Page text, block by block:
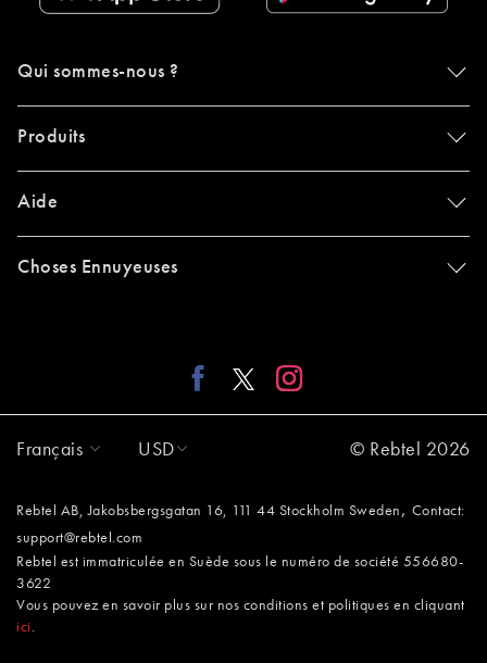
Qui sommes-nous ?
Produits
Aide
Choses Ennuyeuses
Français USD © Rebtel 2026
Rebtel AB, Jakobsbergsgatan 16, 111 44 Stockholm Sweden , Contact:
support@rebtel.com
Rebtel est immatriculée en Suède sous le numéro de société 556680-
3622
Vous pouvez en savoir plus sur nos conditions et politiques en cliquant
ici .